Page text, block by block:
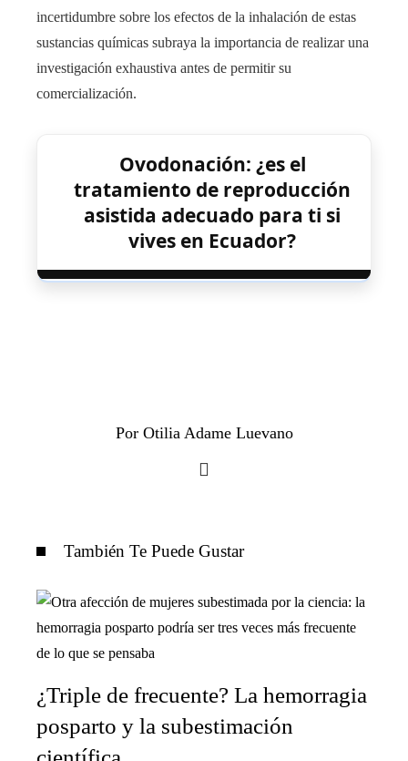
incertidumbre sobre los efectos de la inhalación de estas
sustancias químicas subraya la importancia de realizar una
investigación exhaustiva antes de permitir su
comercialización.
Ovodonación: ¿es el
tratamiento de reproducción
asistida adecuado para ti si
vives en Ecuador?
Por Otilia Adame Luevano
También Te Puede Gustar
¿Triple de frecuente? La hemorragia
posparto y la subestimación